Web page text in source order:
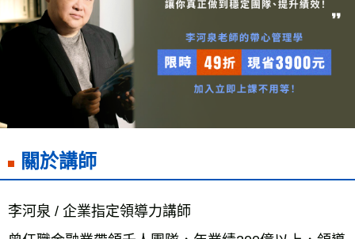
關於講師
李河泉 / 企業指定領導力講師